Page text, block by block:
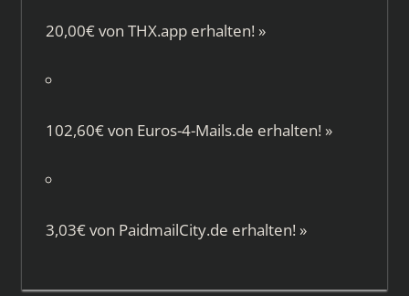
20,00€ von THX.apperhalten! »
102,60€ von Euros-4-Mails.de erhalten! »
3,03€ von PaidmailCity.de erhalten! »